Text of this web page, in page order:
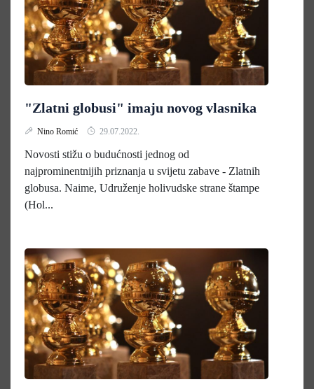
"Zlatni globusi" imaju novog vlasnika
Nino Romić 29.07.2022.
Novosti stižu o budućnosti jednog od
najprominentnijih priznanja u svijetu zabave - Zlatnih
globusa. Naime, Udruženje holivudske strane štampe
(Hol...